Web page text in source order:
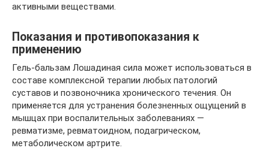
активными веществами.
Показания и противопоказания к
применению
Гель-бальзам Лошадиная сила может использоваться в
составе комплексной терапии любых патологий
суставов и позвоночника хронического течения. Он
применяется для устранения болезненных ощущений в
мышцах при воспалительных заболеваниях —
ревматизме, ревматоидном, подагрическом,
метаболическом артрите.